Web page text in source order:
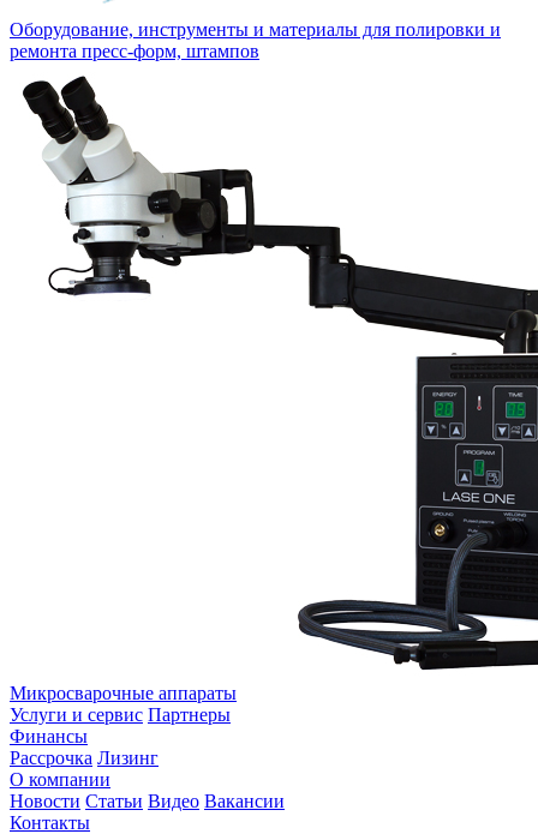
Оборудование, инструменты и материалы для полировки и
ремонта пресс-форм, штампов
Микросварочные аппараты
Услуги и сервис Партнеры
Финансы
Рассрочка Лизинг
О компании
Новости Статьи Видео Вакансии
Контакты